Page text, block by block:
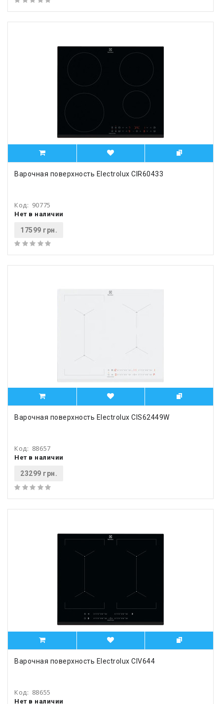
Варочная поверхность Electrolux CIR60433
Код: 90775
Нет в наличии
17599 грн.
Варочная поверхность Electrolux CIS62449W
Код: 88657
Нет в наличии
23299 грн.
Варочная поверхность Electrolux CIV644
Код: 88655
Нет в наличии